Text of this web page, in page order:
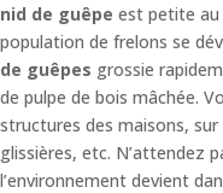
nid de guêpe est petite au
population de frelons se
de guêpes grossie
de pulpe de bois mâchée.
structures des maisons,
glissières, etc. N’attendez
l’environnement devient